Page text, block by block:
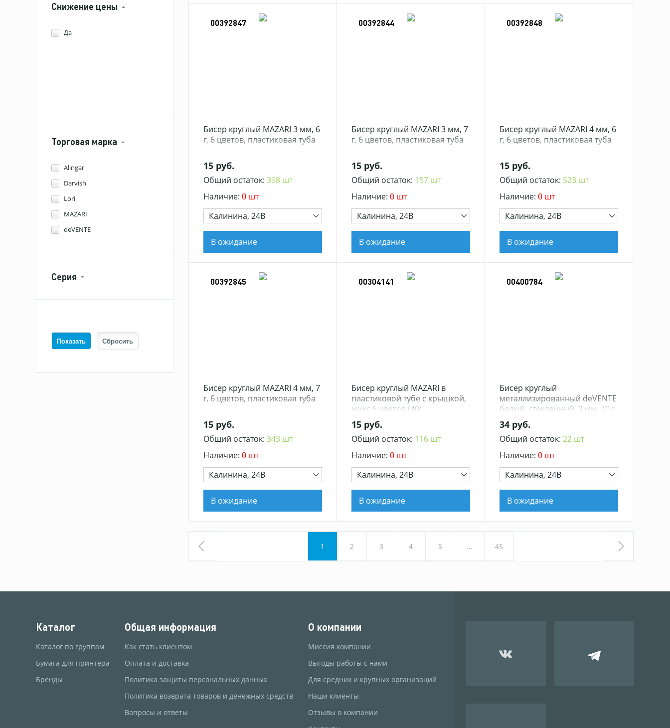
Снижение цены
Да
Торговая марка
Alingar
Darvish
Lori
MAZARI
deVENTE
Поиск
Серия
00392847
Бисер круглый MAZARI 3 мм, 6
г, 6 цветов, пластиковая туба
15 руб.
Общий остаток: 398 шт
Наличие: 0 шт
Калинина, 24В
В ожидание
00392844
Бисер круглый MAZARI 3 мм, 7
г, 6 цветов, пластиковая туба
15 руб.
Общий остаток: 157 шт
Наличие: 0 шт
Калинина, 24В
В ожидание
00392848
Бисер круглый MAZARI 4 мм, 6
г, 6 цветов, пластиковая туба
15 руб.
Общий остаток: 523 шт
Наличие: 0 шт
Калинина, 24В
В ожидание
00392845
Бисер круглый MAZARI 4 мм, 7
г, 6 цветов, пластиковая туба
15 руб.
Общий остаток: 343 шт
Наличие: 0 шт
Калинина, 24В
В ожидание
00304141
Бисер круглый MAZARI в
пластиковой тубе с крышкой,
микс 6 цветов (40)
15 руб.
Общий остаток: 116 шт
Наличие: 0 шт
Калинина, 24В
В ожидание
00400784
Бисер круглый
металлизированный deVENTE
белый, стеклянный, 2 мм, 10 г,
в пластиковом пакете с
блистерным подвесом (10)
34 руб.
Общий остаток: 22 шт
Наличие: 0 шт
Калинина, 24В
В ожидание
1 2 3 4 5 ... 45
Каталог
Каталог по группам
Бумага для принтера
Бренды
Общая информация
Как стать клиентом
Оплата и доставка
Политика защиты персональных данных
Политика возврата товаров и денежных средств
Вопросы и ответы
О компании
Миссия компании
Выгоды работы с нами
Для средних и крупных организаций
Наши клиенты
Отзывы о компании